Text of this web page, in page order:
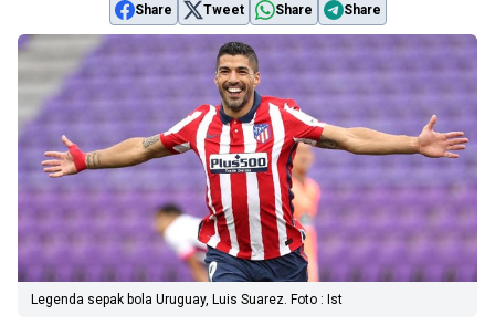
Share Tweet Share Share
Legenda sepak bola Uruguay, Luis Suarez. Foto : Ist